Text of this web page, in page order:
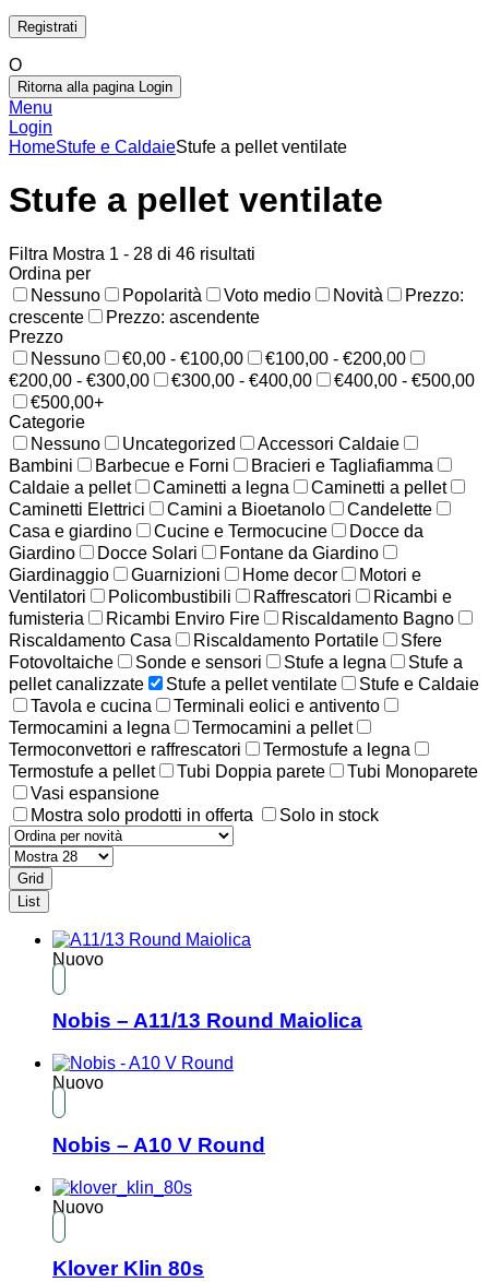
O
Ritorna alla pagina Login
Menu
Login
HomeStufe e CaldaieStufe a pellet ventilate
Stufe a pellet ventilate
Filtra Mostra 1 - 28 di 46 risultati
Ordina per
Nessuno
Popolarità Voto medio Novità
Prezzo:
crescente
Prezzo: ascendente
Prezzo
Nessuno
€0,00 - €100,00
€100,00 - €200,00
€200,00 - €300,00
€300,00 - €400,00
€400,00 - €500,00
€500,00+
Categorie
Nessuno
Uncategorized
Accessori Caldaie
Bambini
Barbecue e Forni
Bracieri e Tagliafiamma
Caldaie a pellet
Caminetti a legna
Caminetti a pellet
Caminetti Elettrici
Camini a Bioetanolo
Candelette
Casa e giardino
Cucine e Termocucine
Docce da
Giardino
Docce Solari
Fontane da Giardino
Giardinaggio
Guarnizioni Home decor
Motori e
Ventilatori
Policombustibili Raffrescatori
Ricambi e
fumisteria
Ricambi Enviro Fire
Riscaldamento Bagno
Riscaldamento Casa
Riscaldamento Portatile
Sfere
Fotovoltaiche
Sonde e sensori Stufe a legna
Stufe a
pellet canalizzate
Stufe a pellet ventilate
Stufe e Caldaie
Tavola e cucina
Terminali eolici e antivento
Termocamini a legna
Termocamini a pellet
Termoconvettori e raffrescatori
Termostufe a legna
Termostufe a pellet
Tubi Doppia parete
Tubi Monoparete
Vasi espansione
Mostra solo prodotti in offerta
Solo in stock
Grid
List
Nuovo
Nobis – A11/13 Round Maiolica
Nuovo
Nobis – A10 V Round
Nuovo
Klover Klin 80s